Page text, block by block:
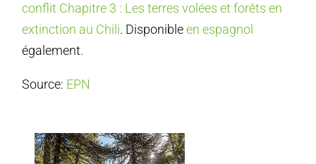
conflit Chapitre 3 : Les terres volées et forêts en
extinction au Chili. Disponibleen espagnol
également.
Source: EPN